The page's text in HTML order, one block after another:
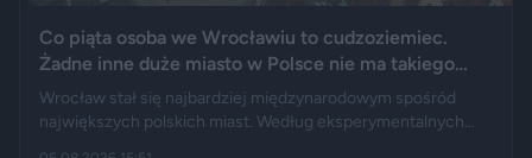
Co piąta osoba we Wrocławiu to cudzoziemiec.
Żadne inne duże miasto w Polsce nie ma takiego
wyniku
Wrocław stał się najbardziej międzynarodowym spośród
największych polskich miast. Według eksperymentalnych